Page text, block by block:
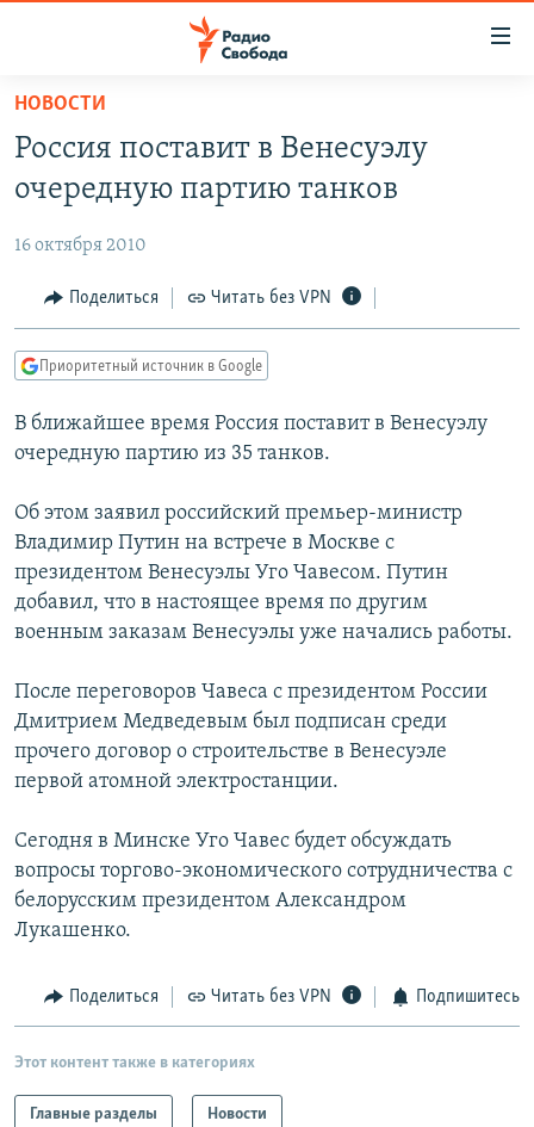
упрощенного
доступа
основному
Вернутся
главной
навигации
Вернутся
АВТОРСКИЕ ПРОЕКТЫ
ЦИТАТЫ СВОБОДЫ
МНЕНИЯ
IDEL.РЕАЛИИ
КАВКАЗ.РЕАЛИИ
СЕВЕР.РЕАЛИИ
СИБИРЬ.РЕАЛИИ
РАСПИСАНИЕ ВЕЩАНИЯ
ПОДПИШИТЕСЬ НА РАССЫЛКУ
НОВОСТИ
Россия поставит в Венесуэлу
очередную партию танков
16 октября 2010
Поделиться Читать без VPN
Приоритетный источник в Google
В ближайшее время Россия поставит в Венесуэлу
очередную партию из 35 танков.
Об этом заявил российский премьер-министр
Владимир Путин на встрече в Москве с
президентом Венесуэлы Уго Чавесом. Путин
добавил, что в настоящее время по другим
военным заказам Венесуэлы уже начались работы.
После переговоров Чавеса с президентом России
Дмитрием Медведевым был подписан среди
прочего договор о строительстве в Венесуэле
первой атомной электростанции.
Сегодня в Минске Уго Чавес будет обсуждать
вопросы торгово-экономического сотрудничества с
белорусским президентом Александром
Лукашенко.
Поделиться Читать без VPN Подпишитесь
Этот контент также в категориях
Главные разделы Новости